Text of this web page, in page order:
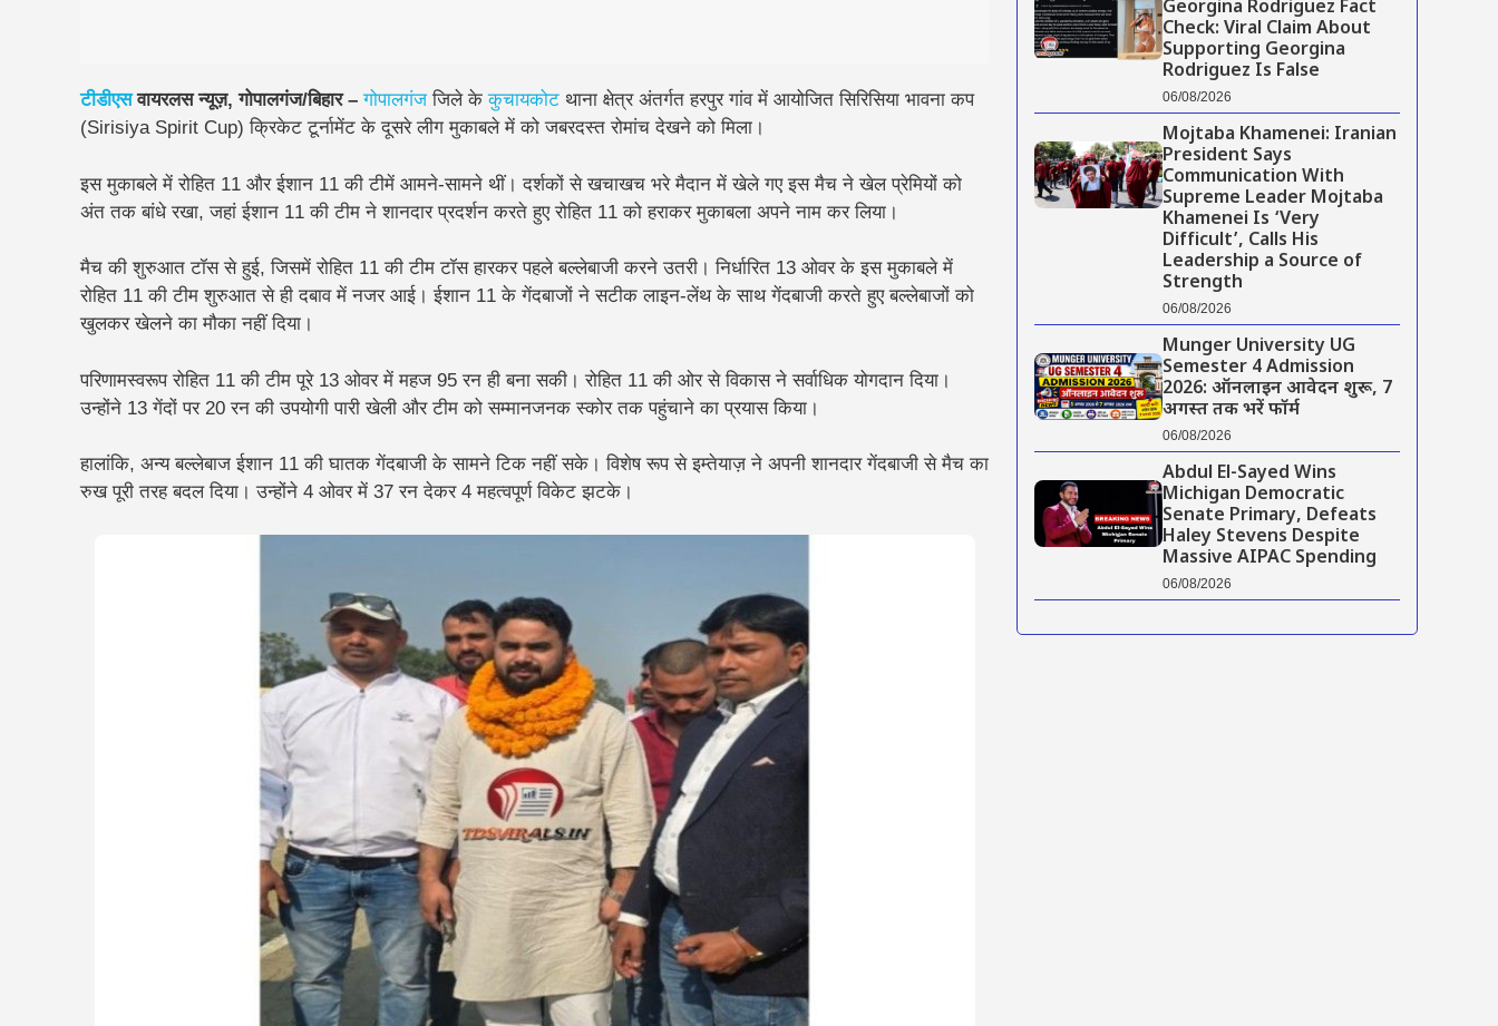
टीडीएसवायरलस न्यूज़, गोपालगंज/बिहार –गोपालगंजजिले केकुचायकोट थाना क्षेत्र अंतर्गत हरपुर गांव में आयोजित सिरिसिया भावना कप
(Sirisiya Spirit Cup) क्रिकेट टूर्नामेंट के दूसरे लीग मुकाबले में को जबरदस्त रोमांच देखने को मिला।
इस मुकाबले में रोहित 11 और ईशान 11 की टीमें आमने-सामने थीं। दर्शकों से खचाखच भरे मैदान में खेले गए इस मैच ने खेल प्रेमियों को
अंत तक बांधे रखा, जहां ईशान 11 की टीम ने शानदार प्रदर्शन करते हुए रोहित 11 को हराकर मुकाबला अपने नाम कर लिया।
मैच की शुरुआत टॉस से हुई, जिसमें रोहित 11 की टीम टॉस हारकर पहले बल्लेबाजी करने उतरी। निर्धारित 13 ओवर के इस मुकाबले में
रोहित 11 की टीम शुरुआत से ही दबाव में नजर आई। ईशान 11 के गेंदबाजों ने सटीक लाइन-लेंथ के साथ गेंदबाजी करते हुए बल्लेबाजों को
खुलकर खेलने का मौका नहीं दिया।
परिणामस्वरूप रोहित 11 की टीम पूरे 13 ओवर में महज 95 रन ही बना सकी।रोहित 11 की ओर से विकास ने सर्वाधिक योगदान दिया।
उन्होंने 13 गेंदों पर 20 रन की उपयोगी पारी खेली और टीम को सम्मानजनक स्कोर तक पहुंचाने का प्रयास किया।
हालांकि, अन्य बल्लेबाज ईशान 11 की घातक गेंदबाजी के सामने टिक नहीं सके। विशेष रूप से इम्तेयाज़ ने अपनी शानदार गेंदबाजी से मैच का
रुख पूरी तरह बदल दिया। उन्होंने 4 ओवर में 37 रन देकर 4 महत्वपूर्ण विकेट झटके।
Georgina Rodriguez Fact
Check: Viral Claim About
Supporting Georgina
Rodriguez Is False
06/08/2026
Mojtaba Khamenei: Iranian
President Says
Communication With
Supreme Leader Mojtaba
Khamenei Is ‘Very
Difficult’, Calls His
Leadership a Source of
Strength
06/08/2026
Munger University UG
Semester 4 Admission
2026: ऑनलाइन आवेदन शुरू, 7
अगस्त तक भरें फॉर्म
06/08/2026
Abdul El-Sayed Wins
Michigan Democratic
Senate Primary, Defeats
Haley Stevens Despite
Massive AIPAC Spending
06/08/2026